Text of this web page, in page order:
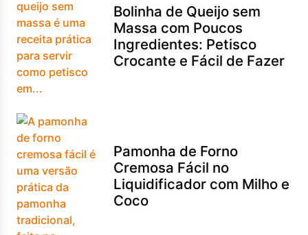
Bolinha de Queijo sem
Massa com Poucos
Ingredientes: Petisco
Crocante e Fácil de Fazer
Pamonha de Forno
Cremosa Fácil no
Liquidificador com Milho e
Coco